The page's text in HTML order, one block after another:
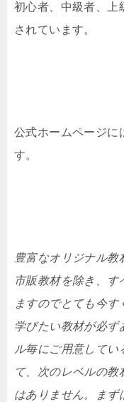
初心者、中級者、上
されています。
公式ホームページに
す。
豊富なオリジナル
市販教材を除き、
ますのでとても今
学びたい教材が必ず
ル毎にご用意してい
て、次のレベルの教
はありません。まず